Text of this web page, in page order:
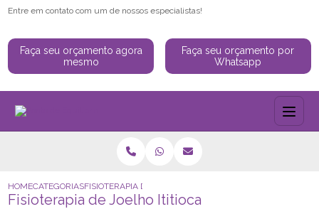
Entre em contato com um de nossos especialistas!
Faça seu orçamento agora
mesmo
Faça seu orçamento por
Whatsapp
HOMECATEGORIASFISIOTERAPIA DE JOELHO ITITIOCA
Fisioterapia de Joelho Ititioca